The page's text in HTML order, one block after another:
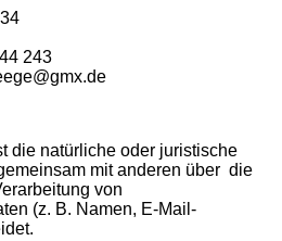
243
die natürliche oder juristische
mit anderen über die
von
(z. B. Namen, E-Mail-